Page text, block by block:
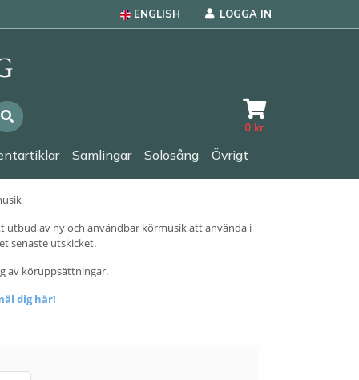
ENGLISH LOGGA IN
0 kr
Samlingar Solosång Övrigt
utbud av ny och användbar körmusik att använda i
senaste utskicket.
av köruppsättningar.
dig här!